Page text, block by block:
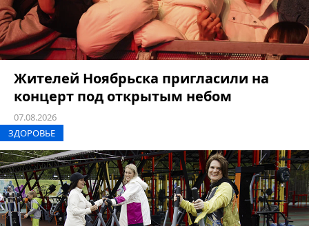
Жителей Ноябрьска пригласили на
концерт под открытым небом
07.08.2026
ЗДОРОВЬЕ